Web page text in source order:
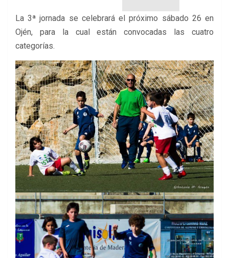
La 3ª jornada se celebrará el próximo sábado 26 en
Ojén, para la cual están convocadas las cuatro
categorías.